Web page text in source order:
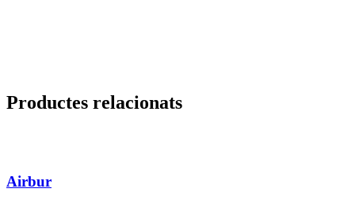
Productes relacionats
Airbur